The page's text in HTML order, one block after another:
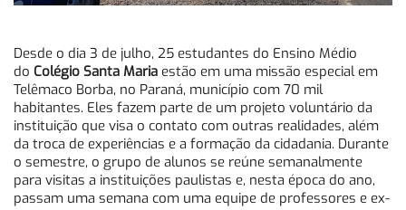
Desde o dia 3 de julho, 25 estudantes do Ensino Médio
do Colégio Santa Maria estão em uma missão especial em
Telêmaco Borba, no Paraná, município com 70 mil
habitantes. Eles fazem parte de um projeto voluntário da
instituição que visa o contato com outras realidades, além
da troca de experiências e a formação da cidadania. Durante
o semestre, o grupo de alunos se reúne semanalmente
para visitas a instituições paulistas e, nesta época do ano,
passam uma semana com uma equipe de professores e ex-